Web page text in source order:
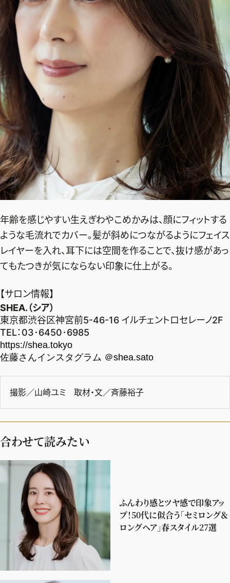
年齢を感じやすい生えぎわやこめかみは、顔にフィットする
ような毛流れでカバー。髪が斜めにつながるようにフェイス
レイヤーを入れ、耳下には空間を作ることで、抜け感があっ
てもたつきが気にならない印象に仕上がる。
【サロン情報】
SHEA.（シア）
東京都渋谷区神宮前5-46-16 イルチェントロセレーノ2F
TEL：03･6450･6985
https://shea.tokyo
佐藤さんインスタグラム ＠shea.sato
撮影／山崎ユミ 取材・文／斉藤裕子
合わせて読みたい
ふんわり感とツヤ感で印象アッ
プ！50代に似合う「セミロング＆
ロングヘア」春スタイル27選